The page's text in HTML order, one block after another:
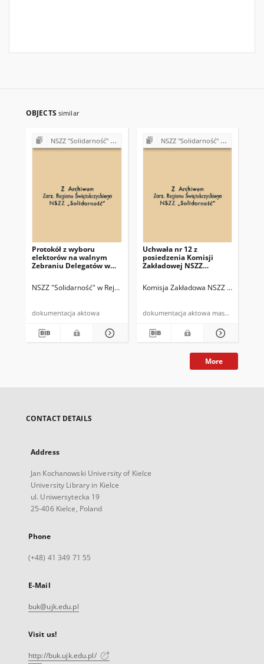
OBJECTS similar
NSZZ "Solidarność" w Rejonie Budowy Dróg w Kielcach (Komisje Oddziałowe, wybory, sprawy pracownicze)
Protokół z wyboru
elektorów na walnym
Zebraniu Delegatów w
NSZZ "Solidarność" w Rejonie Budowy Dróg w Kielcach Komisja
dokumentacja aktowa
NSZZ "Solidarność" w Rejonie Budowy Dróg w Kielcach
Uchwała nr 12 z
posiedzenia Komisji
Zakładowej NSZZ
Komisja Zakładowa NSZZ
dokumentacja aktowa maszynopis
More
CONTACT DETAILS
Address
Jan Kochanowski University of Kielce
University Library in Kielce
ul. Uniwersytecka 19
25-406 Kielce, Poland
Phone
(+48) 41 349 71 55
E-Mail
buk@ujk.edu.pl
Visit us!
http://buk.ujk.edu.pl/